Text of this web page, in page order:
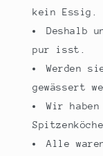
kein Essig.
Deshalb
pur isst.
Werden
gewässert
Wir
Alle